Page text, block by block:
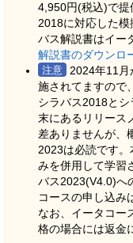
4,950円(税込)で提
2018に対応した
バス解説書はイー
解説書のダウンロ
2024年11月
施されてますので
シラバス2018と
末にあるリリース
差ありませんが、
2023は必読です
みを併用して学習
バス2023(V4.0)へ
コースの申し込み
なお、イータコー
格の場合には返金